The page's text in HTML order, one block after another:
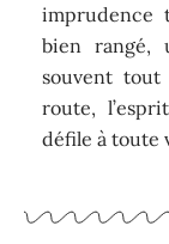
imprudence
bien rangé,
souvent
route,
défile à toute